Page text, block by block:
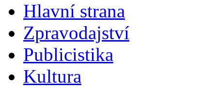
Hlavní strana
Zpravodajství
Publicistika
Kultura